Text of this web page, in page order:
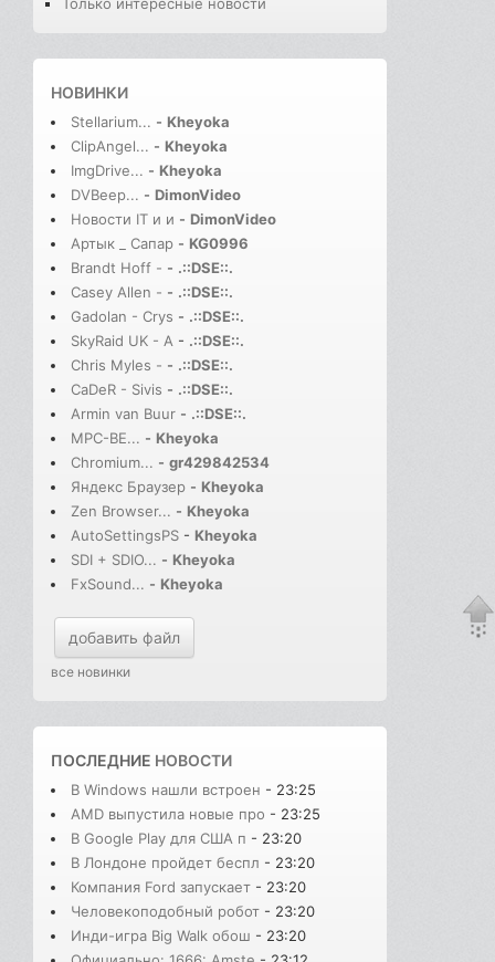
Только интересные новости
НОВИНКИ
Stellarium... - Kheyoka
ClipAngel... - Kheyoka
ImgDrive... - Kheyoka
DVBeep... - DimonVideo
Новости IT и и - DimonVideo
Артык _ Сапар - KG0996
Brandt Hoff - - .::DSE::.
Casey Allen - - .::DSE::.
Gadolan - Crys - .::DSE::.
SkyRaid UK - A - .::DSE::.
Chris Myles - - .::DSE::.
CaDeR - Sivis - .::DSE::.
Armin van Buur - .::DSE::.
MPC-BE... - Kheyoka
Chromium... - gr429842534
Яндекс Браузер - Kheyoka
Zen Browser... - Kheyoka
AutoSettingsPS - Kheyoka
SDI + SDIO... - Kheyoka
FxSound... - Kheyoka
добавить файл
все новинки
ПОСЛЕДНИЕ НОВОСТИ
В Windows нашли встроен - 23:25
AMD выпустила новые про - 23:25
В Google Play для США п - 23:20
В Лондоне пройдет беспл - 23:20
Компания Ford запускает - 23:20
Человекоподобный робот - 23:20
Инди-игра Big Walk обош - 23:20